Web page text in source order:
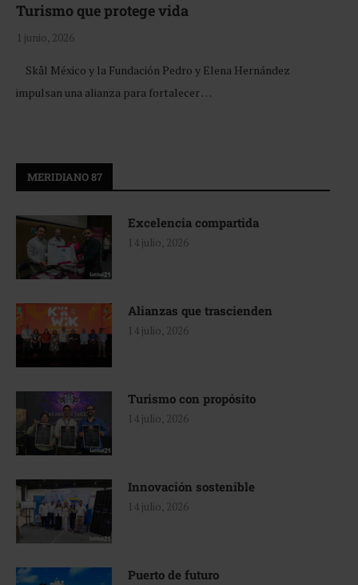
Turismo que protege vida
1 junio, 2026
Skål México y la Fundación Pedro y Elena Hernández
impulsan una alianza para fortalecer …
MERIDIANO 87
Excelencia compartida
14 julio, 2026
Alianzas que trascienden
14 julio, 2026
Turismo con propósito
14 julio, 2026
Innovación sostenible
14 julio, 2026
Puerto de futuro